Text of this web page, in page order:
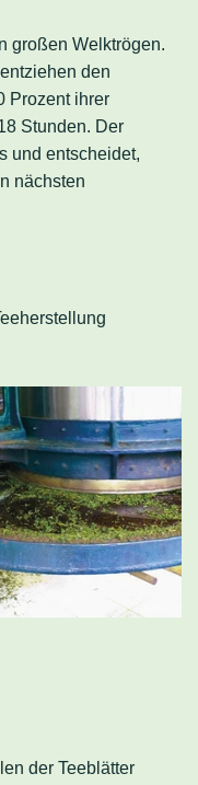
großen Welktrögen.
den
Prozent ihrer
Stunden. Der
und entscheidet,
nächsten
der Teeblätter